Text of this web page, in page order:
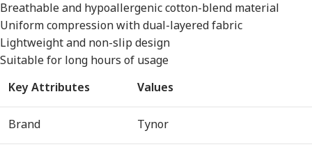
Breathable and hypoallergenic cotton-blend material
Uniform compression with dual-layered fabric
Lightweight and non-slip design
Suitable for long hours of usage
Key Attributes
Values
Brand Tynor